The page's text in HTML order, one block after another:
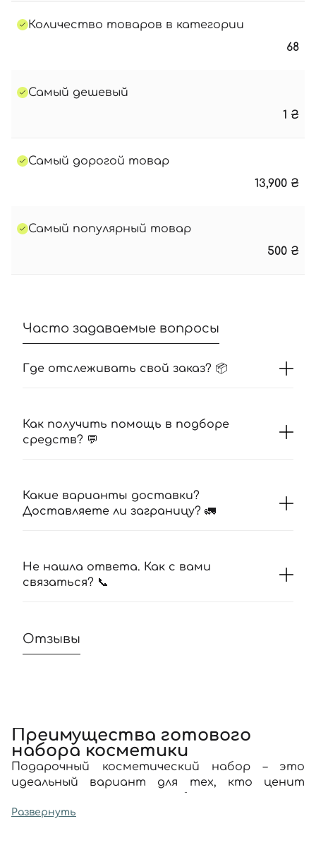
Количество товаров в категории
68
Самый дешевый
1 ₴
Самый дорогой товар
13,900 ₴
Самый популярный товар
500 ₴
Часто задаваемые вопросы
Где отслеживать свой заказ? 📦
Как получить помощь в подборе
средств? 💬
Какие варианты доставки?
Доставляете ли заграницу? 🚛
Не нашла ответа. Как с вами
связаться? 📞
Отзывы
Преимущества готового
набора косметики
Подарочный косметический набор– это
идеальный вариант для тех, кто ценит
собой.
Развернуть